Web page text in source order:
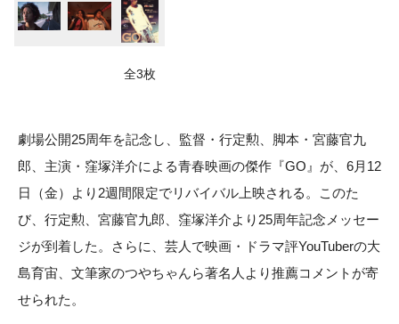
全3枚
劇場公開25周年を記念し、監督・行定勲、脚本・宮藤官九
郎、主演・窪塚洋介による青春映画の傑作『GO』が、6月12
日（金）より2週間限定でリバイバル上映される。このた
び、行定勲、宮藤官九郎、窪塚洋介より25周年記念メッセー
ジが到着した。さらに、芸人で映画・ドラマ評YouTuberの大
島育宙、文筆家のつやちゃんら著名人より推薦コメントが寄
せられた。